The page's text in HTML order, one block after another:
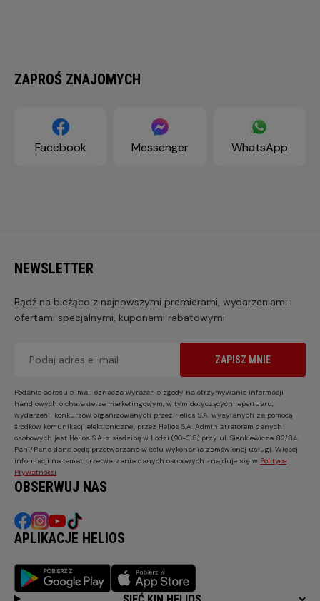
ZAPROŚ ZNAJOMYCH
Facebook Messenger WhatsApp
NEWSLETTER
Bądź na bieżąco z najnowszymi premierami, wydarzeniami i
ofertami specjalnymi, kuponami rabatowymi
ZAPISZ MNIE
Podanie adresu e-mail oznacza wyrażenie zgody na otrzymywanie informacji
handlowych o charakterze marketingowym, w tym dotyczących repertuaru,
wydarzeń i konkursów organizowanych przez Helios S.A. wysyłanych za pomocą
środków komunikacji elektronicznej przez Helios S.A. Administratorem danych
osobowych jest Helios S.A. z siedzibą w Łodzi (90-318) przy ul. Sienkiewicza 82/84.
Pani/Pana dane będą przetwarzane w celu wykonania zamówionej usługi. Więcej
informacji na temat przetwarzania danych osobowych znajduje się w Polityce
Prywatności
OBSERWUJ NAS
APLIKACJE HELIOS